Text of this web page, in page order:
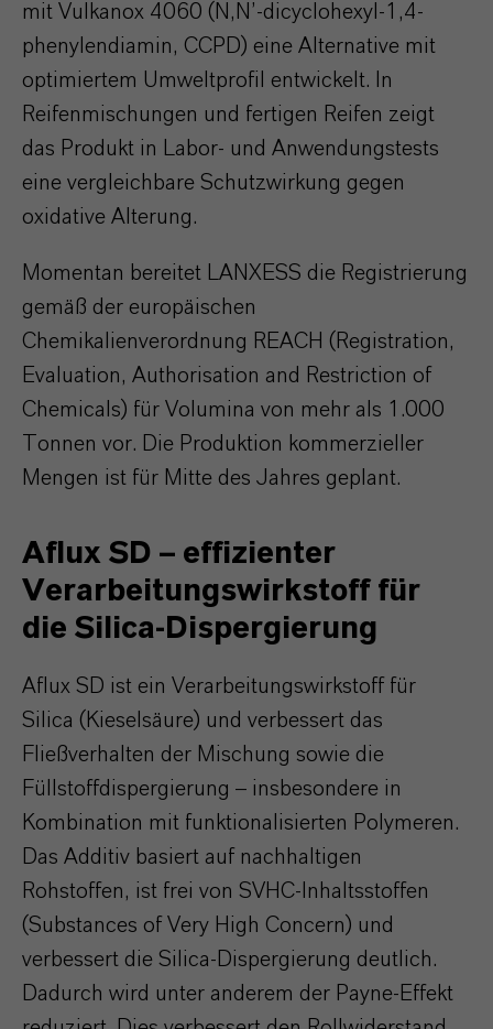
mit Vulkanox 4060 (N,N’-dicyclohexyl-1,4-
phenylendiamin, CCPD) eine Alternative mit
optimiertem Umweltprofil entwickelt. In
Reifenmischungen und fertigen Reifen zeigt
das Produkt in Labor- und Anwendungstests
eine vergleichbare Schutzwirkung gegen
oxidative Alterung.
Momentan bereitet LANXESS die Registrierung
gemäß der europäischen
Chemikalienverordnung REACH (Registration,
Evaluation, Authorisation and Restriction of
Chemicals) für Volumina von mehr als 1.000
Tonnen vor. Die Produktion kommerzieller
Mengen ist für Mitte des Jahres geplant.
Aflux SD – effizienter
Verarbeitungswirkstoff für
die Silica-Dispergierung
Aflux SD ist ein Verarbeitungswirkstoff für
Silica (Kieselsäure) und verbessert das
Fließverhalten der Mischung sowie die
Füllstoffdispergierung – insbesondere in
Kombination mit funktionalisierten Polymeren.
Das Additiv basiert auf nachhaltigen
Rohstoffen, ist frei von SVHC-Inhaltsstoffen
(Substances of Very High Concern) und
verbessert die Silica-Dispergierung deutlich.
Dadurch wird unter anderem der Payne-Effekt